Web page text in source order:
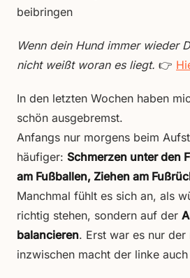
beibringen
Wenn dein Hund immer wieder
nicht weißt woran es liegt. 👉
In den letzten Wochen haben
schön ausgebremst.
Anfangs nur morgens beim
häufiger: Schmerzen unter den
am Fußballen, Ziehen am
Manchmal fühlt es sich an, als
richtig stehen, sondern auf der
balancieren. Erst war es nur der
inzwischen macht der linke